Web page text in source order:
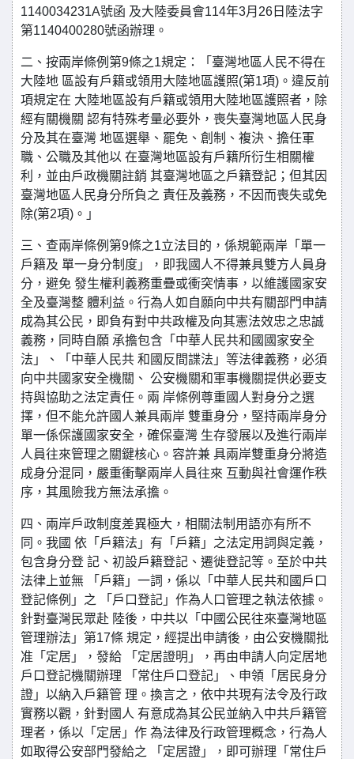
1140034231A號函 及大陸委員會114年3月26日陸法字
第1140400280號函辦理。
二、按兩岸條例第9條之1規定：「臺灣地區人民不得在
大陸地 區設有戶籍或領用大陸地區護照(第1項)。違反前
項規定在 大陸地區設有戶籍或領用大陸地區護照者，除
經有關機關 認有特殊考量必要外，喪失臺灣地區人民身
分及其在臺灣 地區選舉、罷免、創制、複決、擔任軍
職、公職及其他以 在臺灣地區設有戶籍所衍生相關權
利，並由戶政機關註銷 其臺灣地區之戶籍登記；但其因
臺灣地區人民身分所負之 責任及義務，不因而喪失或免
除(第2項)。」
三、查兩岸條例第9條之1立法目的，係規範兩岸「單一
戶籍及 單一身分制度」，即我國人不得兼具雙方人員身
分，避免 發生權利義務重疊或衝突情事，以維護國家安
全及臺灣整 體利益。行為人如自願向中共有關部門申請
成為其公民，即負有對中共政權及向其憲法效忠之忠誠
義務，同時自願 承擔包含「中華人民共和國國家安全
法」、「中華人民共 和國反間諜法」等法律義務，必須
向中共國家安全機關、 公安機關和軍事機關提供必要支
持與協助之法定責任。兩 岸條例尊重國人對身分之選
擇，但不能允許國人兼具兩岸 雙重身分，堅持兩岸身分
單一係保護國家安全，確保臺灣 生存發展以及進行兩岸
人員往來管理之關鍵核心。容許兼 具兩岸雙重身分將造
成身分混同，嚴重衝擊兩岸人員往來 互動與社會運作秩
序，其風險我方無法承擔。
四、兩岸戶政制度差異極大，相關法制用語亦有所不
同。我國 依「戶籍法」有「戶籍」之法定用詞與定義，
包含身分登 記、初設戶籍登記、遷徙登記等。至於中共
法律上並無 「戶籍」一詞，係以「中華人民共和國戶口
登記條例」之 「戶口登記」作為人口管理之執法依據。
針對臺灣民眾赴 陸後，中共以「中國公民往來臺灣地區
管理辦法」第17條 規定，經提出申請後，由公安機關批
准「定居」，發給 「定居證明」，再由申請人向定居地
戶口登記機關辦理 「常住戶口登記」、申領「居民身分
證」以納入戶籍管 理。換言之，依中共現有法令及行政
實務以觀，針對國人 有意成為其公民並納入中共戶籍管
理者，係以「定居」作 為法律及行政管理概念，行為人
如取得公安部門發給之 「定居證」，即可辦理「常住戶